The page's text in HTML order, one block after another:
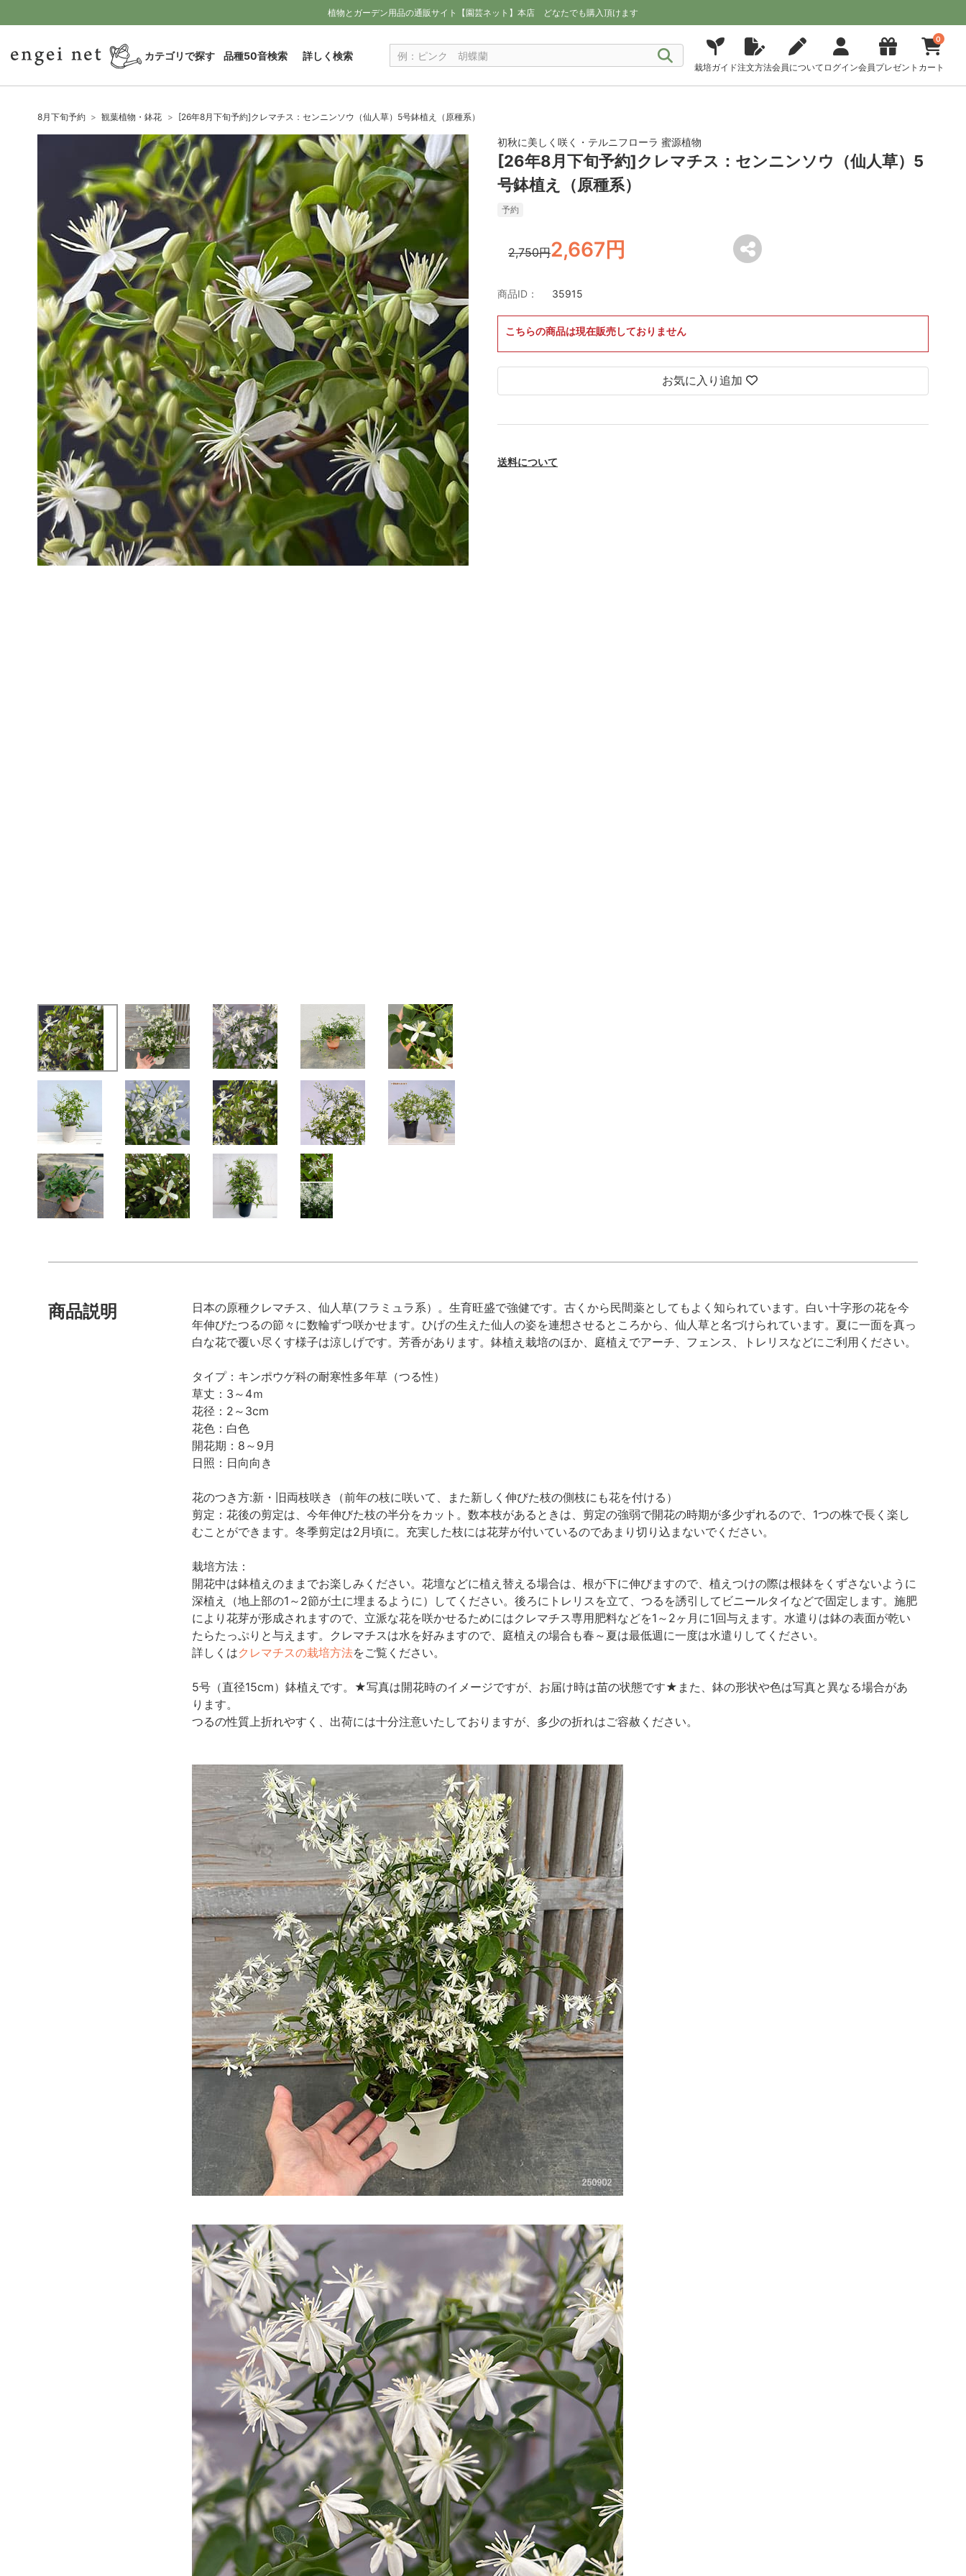
植物とガーデン用品の通販サイト【園芸ネット】本店 どなたでも購入頂けます
カテゴリで探す 品種50音検索 詳しく検索
栽培ガイド注文方法会員について ログイン会員プレゼント
0
カート
8月下旬予約 観葉植物・鉢花 [26年8月下旬予約]クレマチス：センニンソウ（仙人草）5号鉢植え（原種系）
初秋に美しく咲く・テルニフローラ 蜜源植物
[26年8月下旬予約]クレマチス：センニンソウ（仙人草）5
号鉢植え（原種系）
予約
2,750円2,667円
商品ID： 35915
こちらの商品は現在販売しておりません
お気に入り追加
送料について
商品説明
日本の原種クレマチス、仙人草(フラミュラ系）。生育旺盛で強健です。古くから民間薬としてもよく知られています。白い十字形の花を今
年伸びたつるの節々に数輪ずつ咲かせます。ひげの生えた仙人の姿を連想させるところから、仙人草と名づけられています。夏に一面を真っ
白な花で覆い尽くす様子は涼しげです。芳香があります。鉢植え栽培のほか、庭植えでアーチ、フェンス、トレリスなどにご利用ください。
タイプ：キンポウゲ科の耐寒性多年草（つる性）
草丈：3～4ｍ
花径：2～3cm
花色：白色
開花期：8～9月
日照：日向向き
花のつき方:新・旧両枝咲き（前年の枝に咲いて、また新しく伸びた枝の側枝にも花を付ける）
剪定：花後の剪定は、今年伸びた枝の半分をカット。数本枝があるときは、剪定の強弱で開花の時期が多少ずれるので、1つの株で長く楽し
むことができます。冬季剪定は2月頃に。充実した枝には花芽が付いているのであまり切り込まないでください。
栽培方法：
開花中は鉢植えのままでお楽しみください。花壇などに植え替える場合は、根が下に伸びますので、植えつけの際は根鉢をくずさないように
深植え（地上部の1～2節が土に埋まるように）してください。後ろにトレリスを立て、つるを誘引してビニールタイなどで固定します。施肥
により花芽が形成されますので、立派な花を咲かせるためにはクレマチス専用肥料などを1～2ヶ月に1回与えます。水遣りは鉢の表面が乾い
たらたっぷりと与えます。クレマチスは水を好みますので、庭植えの場合も春～夏は最低週に一度は水遣りしてください。
詳しくはクレマチスの栽培方法をご覧ください。
5号（直径15cm）鉢植えです。★写真は開花時のイメージですが、お届け時は苗の状態です★また、鉢の形状や色は写真と異なる場合があ
ります。
つるの性質上折れやすく、出荷には十分注意いたしておりますが、多少の折れはご容赦ください。